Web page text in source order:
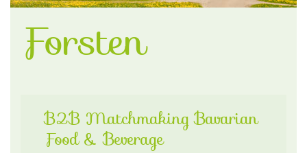
Forsten
B2B Matchmaking Bavarian
Food & Beverage